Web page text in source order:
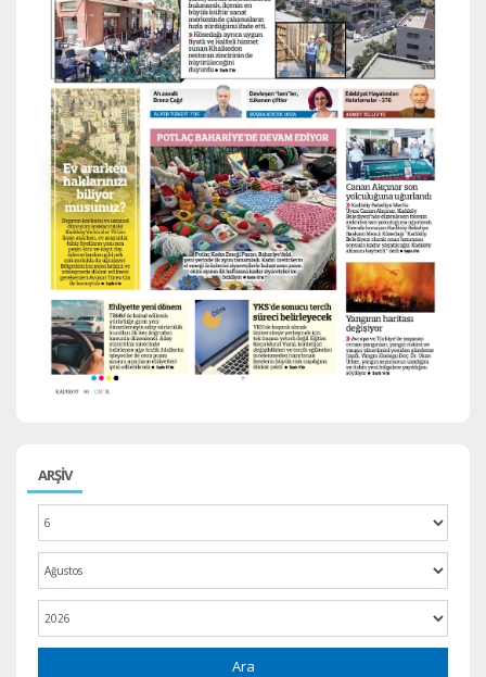
ARŞİV
Ara